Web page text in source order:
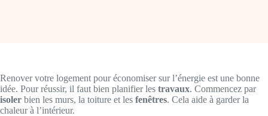
Renover votre logement pour économiser sur l’énergie est une bonne
idée. Pour réussir, il faut bien planifier les travaux. Commencez par
isoler bien les murs, la toiture et les fenêtres. Cela aide à garder la
chaleur à l’intérieur.